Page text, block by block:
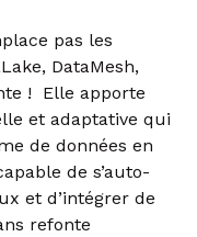
pas les
DataMesh,
! Elle apporte
et adaptative qui
de données en
de s’auto-
et d’intégrer de
refonte